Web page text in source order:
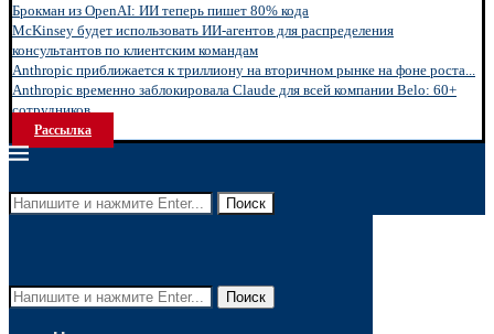
Брокман из OpenAI: ИИ теперь пишет 80% кода
McKinsey будет использовать ИИ-агентов для распределения
консультантов по клиентским командам
Anthropic приближается к триллиону на вторичном рынке на фоне роста...
Anthropic временно заблокировала Claude для всей компании Belo: 60+
сотрудников...
Рассылка
Поиск
Поиск